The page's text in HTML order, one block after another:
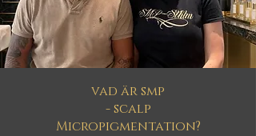
vad är smp
- scalp
Micropigmentation?